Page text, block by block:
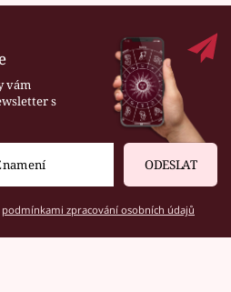
vám
s
ODESLAT
podmínkami zpracování osobních údajů